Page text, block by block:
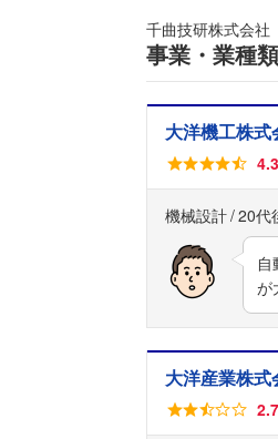
千曲技研株式会社
事業・業種
大洋機工株式
4.3
機械設計 20代
が
大洋産業株式
2.7